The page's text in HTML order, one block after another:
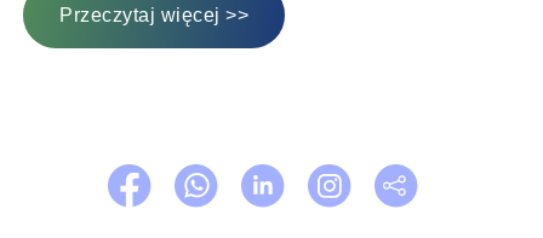
Przeczytaj więcej >>